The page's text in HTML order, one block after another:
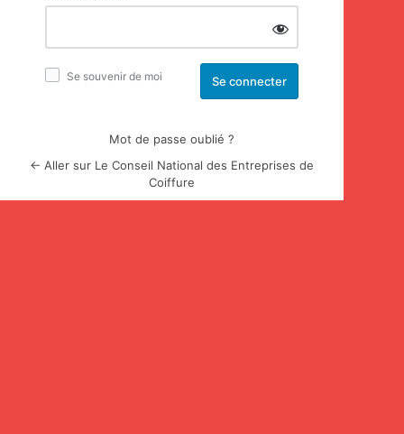
Se souvenir de moi
Mot de passe oublié ?
← Aller sur Le Conseil National des Entreprises de
Coiffure